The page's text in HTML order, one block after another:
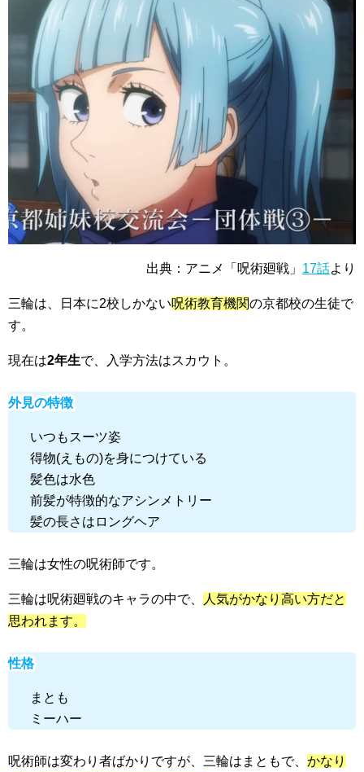
出典：アニメ「呪術廻戦」 17話より
三輪は、日本に2校 しかない呪術教育機関の京都校の生徒で
す。
現在は2年生で、入学方法はスカウト 。
外見の特徴
いつもスーツ姿
得物(えもの)を身につけている
髪色は水色
前髪が特徴的なアシンメトリー
髪の長さはロングヘア
三輪は女性の呪術師です。
三輪は呪術廻戦のキャラの中で、
人気がかなり高い方だと
思われます。
性格
まとも
ミーハー
呪術師は変わり者ばかりですが、三輪は まともで、 かなり